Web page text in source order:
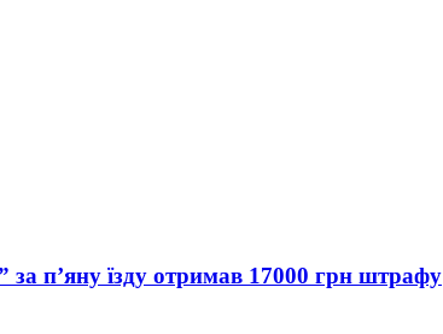
за п’яну їзду отримав 17000 грн штрафу